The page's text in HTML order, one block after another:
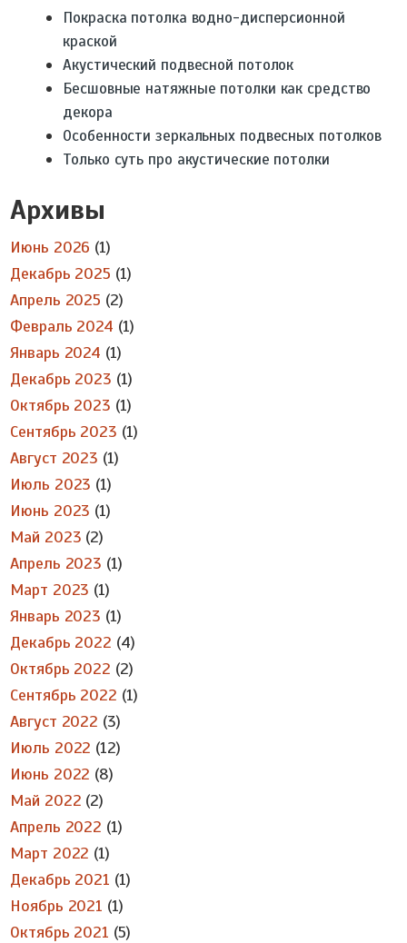
Покраска потолка водно-дисперсионной
краской
Акустический подвесной потолок
Бесшовные натяжные потолки как средство
декора
Особенности зеркальных подвесных потолков
Только суть про акустические потолки
Архивы
Июнь 2026 (1)
Декабрь 2025 (1)
Апрель 2025 (2)
Февраль 2024 (1)
Январь 2024 (1)
Декабрь 2023 (1)
Октябрь 2023 (1)
Сентябрь 2023 (1)
Август 2023 (1)
Июль 2023 (1)
Июнь 2023 (1)
Май 2023 (2)
Апрель 2023 (1)
Март 2023 (1)
Январь 2023 (1)
Декабрь 2022 (4)
Октябрь 2022 (2)
Сентябрь 2022 (1)
Август 2022 (3)
Июль 2022 (12)
Июнь 2022 (8)
Май 2022 (2)
Апрель 2022 (1)
Март 2022 (1)
Декабрь 2021 (1)
Ноябрь 2021 (1)
Октябрь 2021 (5)